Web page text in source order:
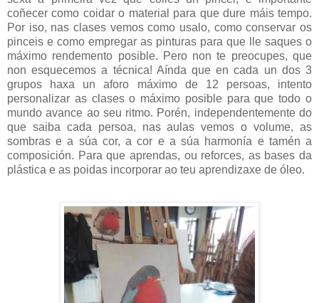
coñecer como coidar o material para que dure máis tempo.
Por iso, nas clases vemos como usalo, como conservar os
pinceis e como empregar as pinturas para que lle saques o
máximo rendemento posible. Pero non te preocupes, que
non esquecemos a técnica! Aínda que en cada un dos 3
grupos haxa un aforo máximo de 12 persoas, intento
personalizar as clases o máximo posible para que todo o
mundo avance ao seu ritmo. Porén, independentemente do
que saiba cada persoa, nas aulas vemos o volume, as
sombras e a súa cor, a cor e a súa harmonía e tamén a
composición. Para que aprendas, ou reforces, as bases da
plástica e as poidas incorporar ao teu aprendizaxe de óleo.